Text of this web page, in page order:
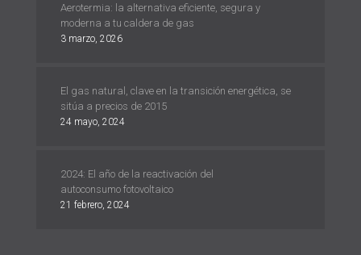
Aerotermia: la alternativa eficiente, segura y
moderna a tu caldera de gas
3 marzo, 2026
El gas natural, clave en la transición energética, se
sitúa a precios de 2015
24 mayo, 2024
2024: El año de la reactivación del
autoconsumo fotovoltaico
21 febrero, 2024